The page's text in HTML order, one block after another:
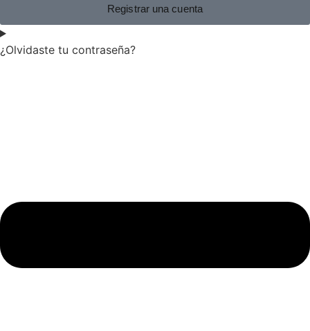
Registrar una cuenta
¿Olvidaste tu contraseña?